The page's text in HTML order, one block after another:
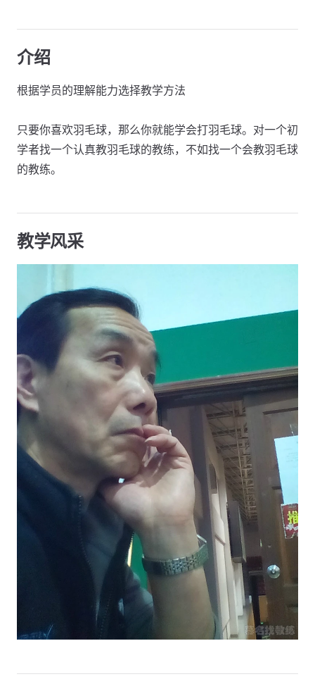
介绍
根据学员的理解能力选择教学方法
只要你喜欢羽毛球，那么你就能学会打羽毛球。对一个初
学者找一个认真教羽毛球的教练，不如找一个会教羽毛球
的教练。
教学风采